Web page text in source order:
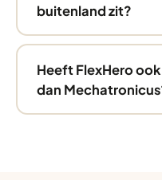
buitenland zit?
Heeft FlexHero
dan